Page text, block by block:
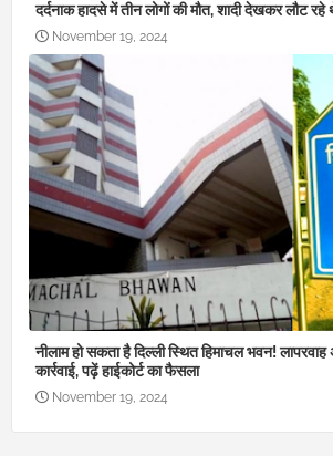
दर्दनाक हादसे में तीन लोगों की मौत, शादी देखकर लौट रहे
November 19, 2024
नीलाम हो सकता है दिल्ली स्थित हिमाचल भवन! लापरवाह
कार्रवाई, पढ़ें हाईकोर्ट का फैसला
November 19, 2024